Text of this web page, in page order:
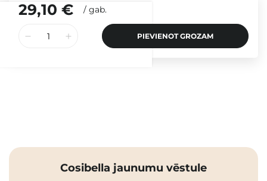
29,10 € / gab.
PIEVIENOT GROZAM
Cosibella jaunumu vēstule